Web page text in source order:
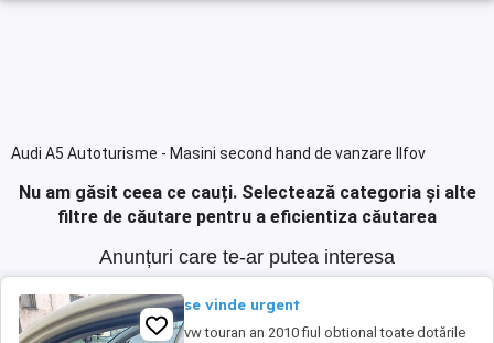
Audi A5 Autoturisme - Masini second hand de vanzare Ilfov
Nu am găsit ceea ce cauți. Selectează categoria și alte
filtre de căutare pentru a eficientiza căutarea
Anunțuri care te-ar putea interesa
se vinde urgent
vw touran an 2010 fiul obtional toate dotările